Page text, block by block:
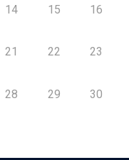
14 15 16
21 22 23
28 29 30